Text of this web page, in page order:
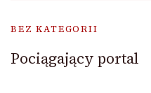
BEZ KATEGORII
Pociągający portal